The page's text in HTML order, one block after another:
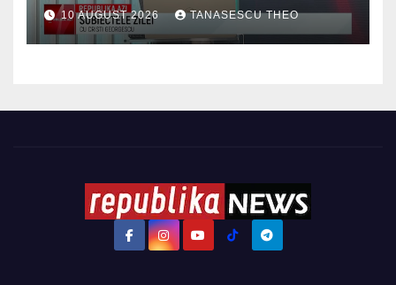
10 AUGUST 2026 TANASESCU THEO